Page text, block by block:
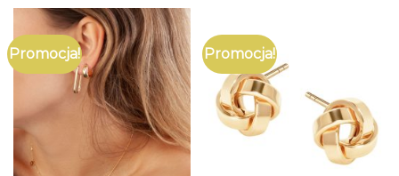
Promocja! Promocja!